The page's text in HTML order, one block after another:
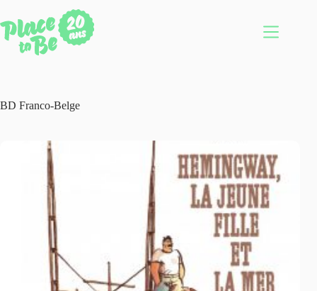
au
contenu
BD Franco-Belge